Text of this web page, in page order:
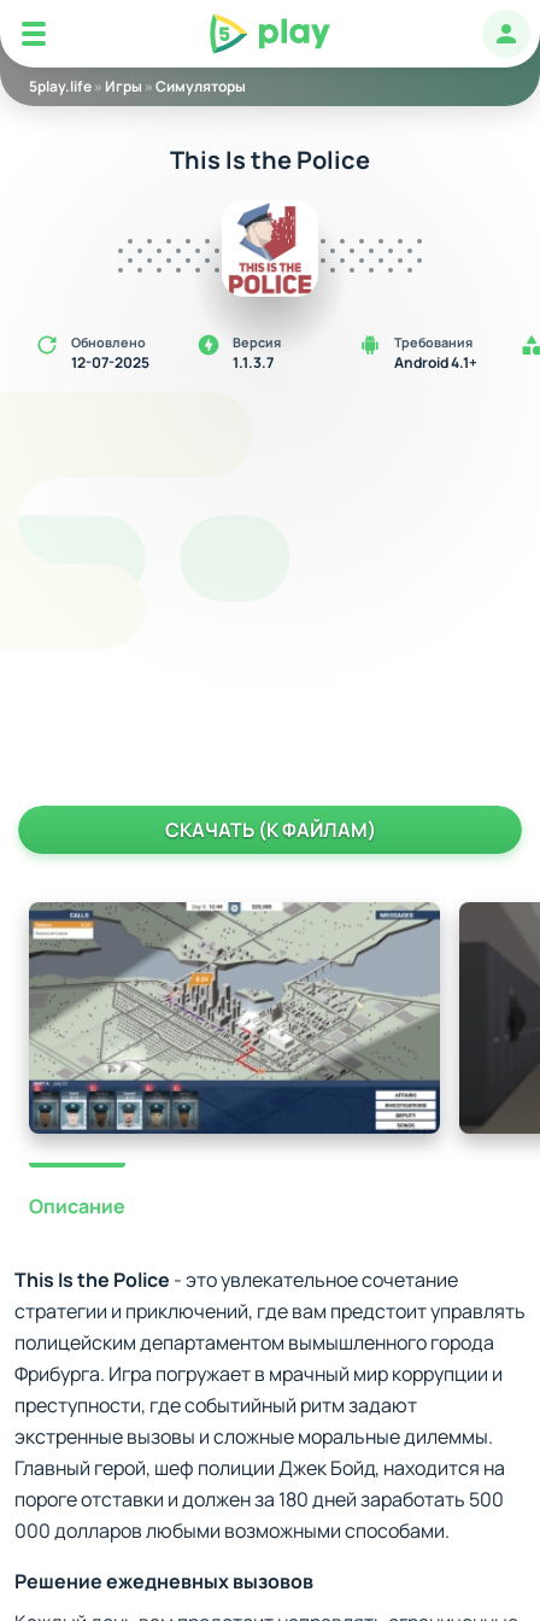
5play
5play.life» Игры »Симуляторы
This Is the Police
Обновлено
12-07-2025
Версия
1.1.3.7
Требования
Android 4.1+
СКАЧАТЬ (К ФАЙЛАМ)
Описание
This Is the Police - это увлекательное сочетание
стратегии и приключений, где вам предстоит управлять
полицейским департаментом вымышленного города
Фрибурга. Игра погружает в мрачный мир коррупции и
преступности, где событийный ритм задают
экстренные вызовы и сложные моральные дилеммы.
Главный герой, шеф полиции Джек Бойд, находится на
пороге отставки и должен за 180 дней заработать 500
000 долларов любыми возможными способами.
Решение ежедневных вызовов